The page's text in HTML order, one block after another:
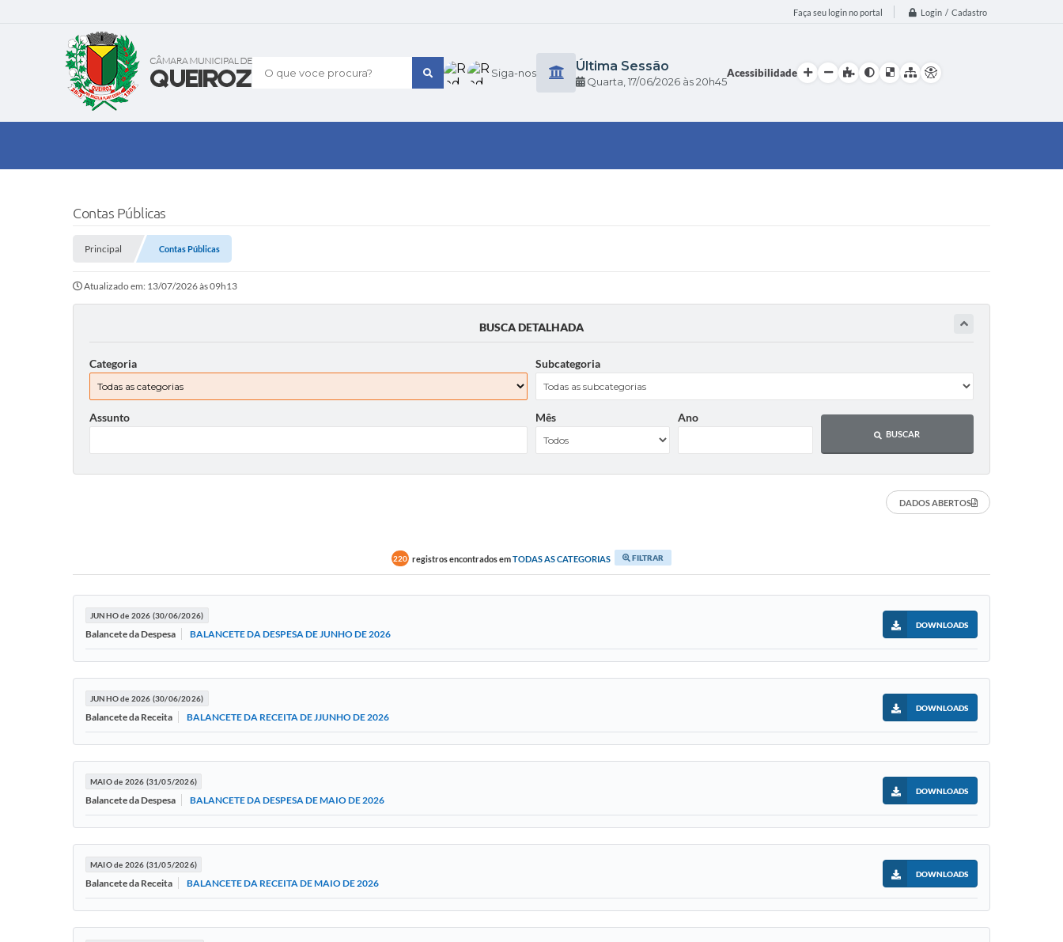
Faça seu login no portal Login / Cadastro
O que voce procura? Siga-nos Última Sessão
Quarta 17/06/2026 20h45
Acessibilidade
Contas Públicas
Principal Contas Públicas
Atualizado em: 13/07/2026 às 09h13
BUSCA DETALHADA
Categoria Subcategoria
Assunto Mês Ano
BUSCAR
DADOS ABERTOS
220 registros encontrados emTODAS AS CATEGORIAS FILTRAR
JUNHO de 2026 (30/06/2026)
Balancete da Despesa BALANCETE DA DESPESA DE JUNHO DE 2026
DOWNLOADS
JUNHO de 2026 (30/06/2026)
Balancete da Receita BALANCETE DA RECEITA DE JJUNHO DE 2026
DOWNLOADS
MAIO de 2026 (31/05/2026)
Balancete da Despesa BALANCETE DA DESPESA DE MAIO DE 2026
DOWNLOADS
MAIO de 2026 (31/05/2026)
Balancete da Receita BALANCETE DA RECEITA DE MAIO DE 2026
DOWNLOADS